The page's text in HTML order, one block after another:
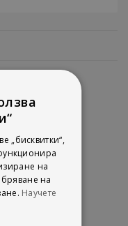
„бисквитки“,
на
на
Научете